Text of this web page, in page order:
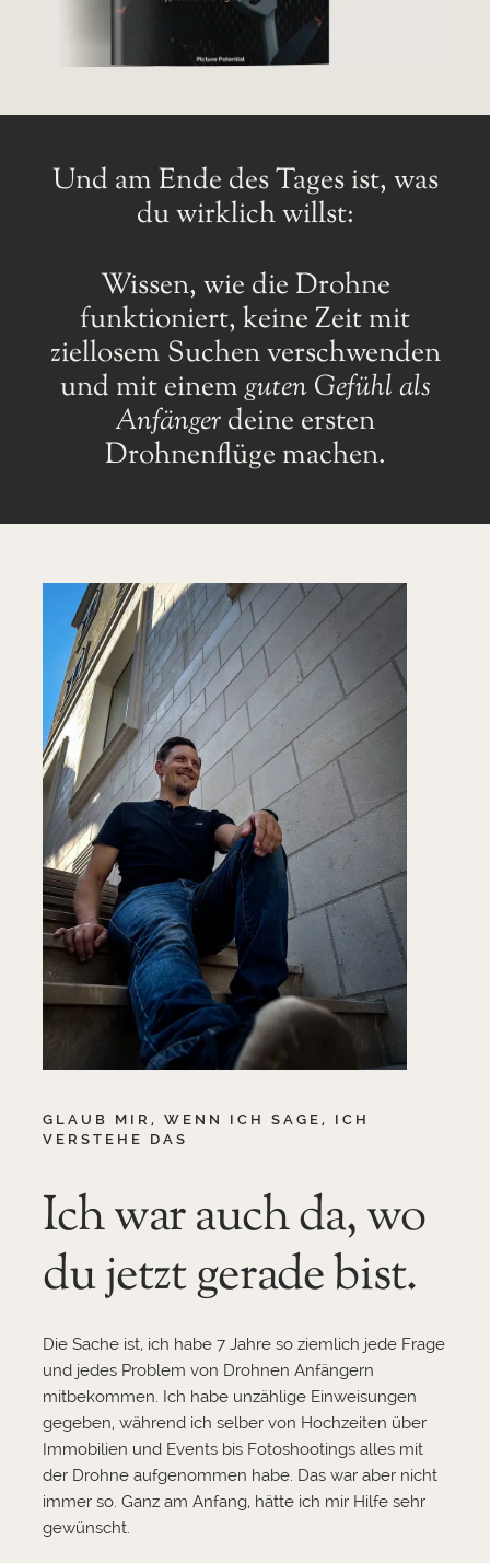
Und am Ende des Tages ist, was
du wirklich willst:
Wissen, wie die Drohne
funktioniert, keine Zeit mit
ziellosem Suchen verschwenden
und mit einemguten Gefühl als
Anfängerdeine ersten
Drohnenflüge machen.
GLAUB MIR, WENN ICH SAGE, ICH
VERSTEHE DAS
Ich war auch da, wo
du jetzt gerade bist.
Die Sache ist, ich habe 7 Jahre so ziemlich jede Frage
und jedes Problem von Drohnen Anfängern
mitbekommen. Ich habe unzählige Einweisungen
gegeben, während ich selber von Hochzeiten über
Immobilien und Events bis Fotoshootings alles mit
der Drohne aufgenommen habe. Das war aber nicht
immer so. Ganz am Anfang, hätte ich mir Hilfe sehr
gewünscht.